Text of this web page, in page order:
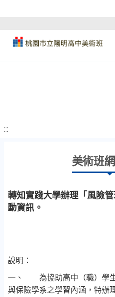
:::
美術班
轉知實踐大學辦理「風險
動資訊。
說明：
一、
為協助高中（職）學
與保險學系之學習內涵，特辦